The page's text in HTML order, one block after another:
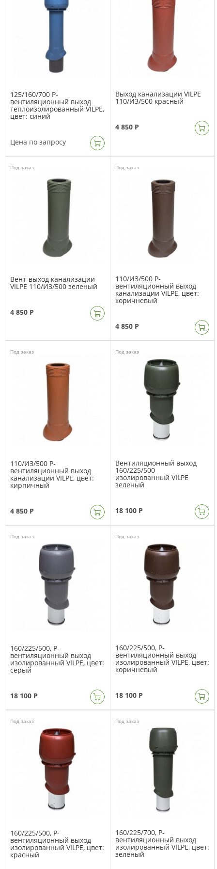
125/160/700 P-
вентиляционный выход
теплоизолированный VILPE,
цвет: синий
Цена по запросу
Выход канализации VILPE
110/ИЗ/500 красный
4 850 Р
Под заказ
Вент-выход канализации
VILPE 110/ИЗ/500 зеленый
4 850 Р
Под заказ
110/ИЗ/500 Р-
вентиляционный выход
канализации VILPE, цвет:
коричневый
4 850 Р
Под заказ
110/ИЗ/500 Р-
вентиляционный выход
канализации VILPE, цвет:
кирпичный
4 850 Р
Под заказ
Вентиляционный выход
160/225/500
изолированный VILPE
зеленый
18 100 Р
Под заказ
160/225/500, Р-
вентиляционный выход
изолированный VILPE, цвет:
серый
18 100 Р
Под заказ
160/225/500, Р-
вентиляционный выход
изолированный VILPE, цвет:
коричневый
18 100 Р
Под заказ
160/225/500, Р-
вентиляционный выход
изолированный VILPE, цвет:
красный
Под заказ
160/225/700, Р-
вентиляционный выход
изолированный VILPE, цвет:
зеленый